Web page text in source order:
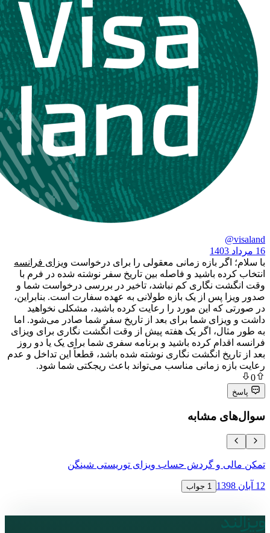
بازه زمانی معقولی را برای درخواست ویزای فرانسه
باشید و فاصله بین تاریخ سفر نوشته شده در فرم با
نگاری کم نباشد، تاخیر در بررسی درخواست شما و
پس از یک بازه طولانی به عهده سفارت است. بنابراین،
این مورد را رعایت کرده باشید، مشکلی نخواهید
شما برای بعد از تاریخ سفر شما صادر می‌شود. اما
اگر یک هفته پیش از وقت انگشت نگاری برای ویزای
کرده باشید و برنامه سفری شما برای یک یا دو روز
انگشت نگاری نوشته شده باشد، قطعاً این تداخل و عدم
زمانی مناسب می‌تواند باعث ریجکتی شما شود.
مشابه
و گردش حساب ویزای توریستی شینگن